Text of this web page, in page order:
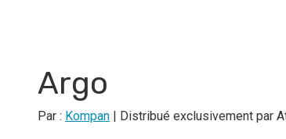
Argo
Par : Kompan | Distribué exclusivement par